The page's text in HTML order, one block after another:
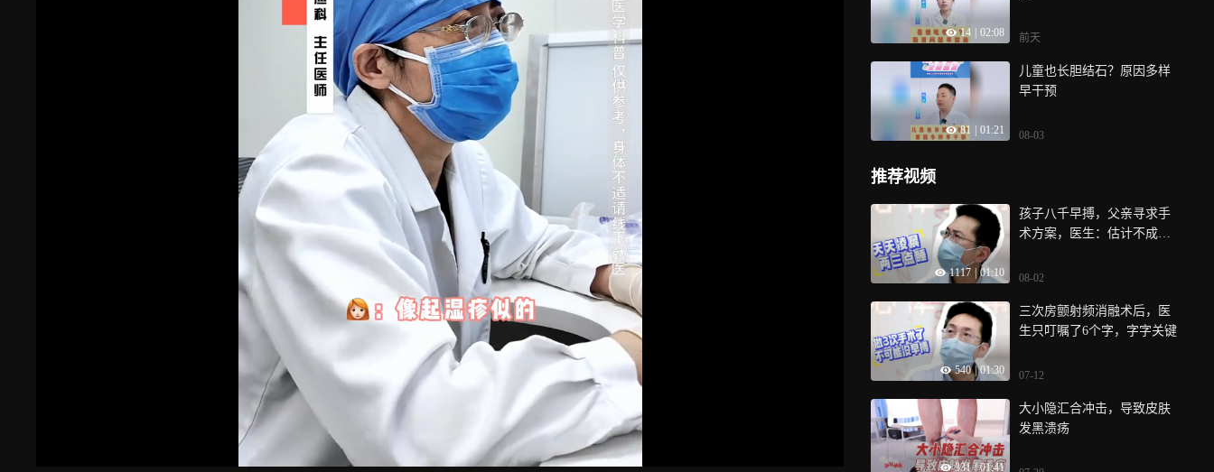
14 02:08 前天
81 01:21
儿童也长胆结石？原因多样
早干预
08-03
推荐视频
1117 01:10
孩子八千早搏，父亲寻求手
术方案，医生：估计不成功
08-02
540 01:30
三次房颤射频消融术后，医
生只叮嘱了6个字，字字关键
07-12
331 | 01:41
大小隐汇合冲击，导致皮肤
发黑溃疡